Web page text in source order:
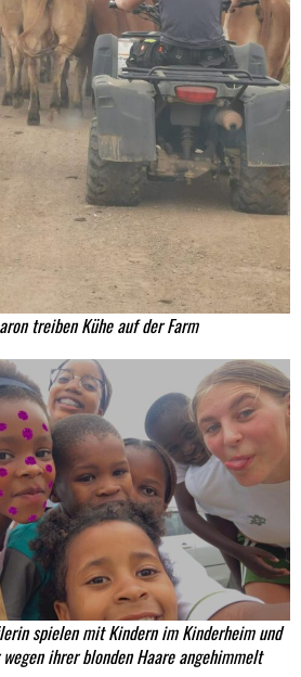
treiben Kühe auf der Farm
spielen mit Kindern im Kinderheim und
ihrer blonden Haare angehimmelt